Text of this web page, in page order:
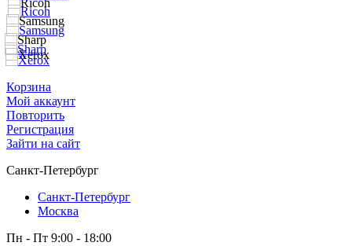
Корзина
Мой аккаунт
Повторить
Регистрация
Зайти на сайт
Санкт-Петербург
Санкт-Петербург
Москва
Пн - Пт 9:00 - 18:00